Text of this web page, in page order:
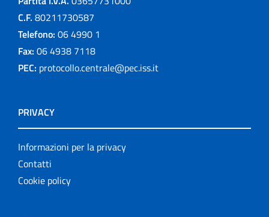
C.F. 80211730587
Telefono: 06 4990 1
Fax: 06 4938 7118
PEC: protocollo.centrale@pec.iss.it
PRIVACY
Informazioni per la privacy
Contatti
Cookie policy